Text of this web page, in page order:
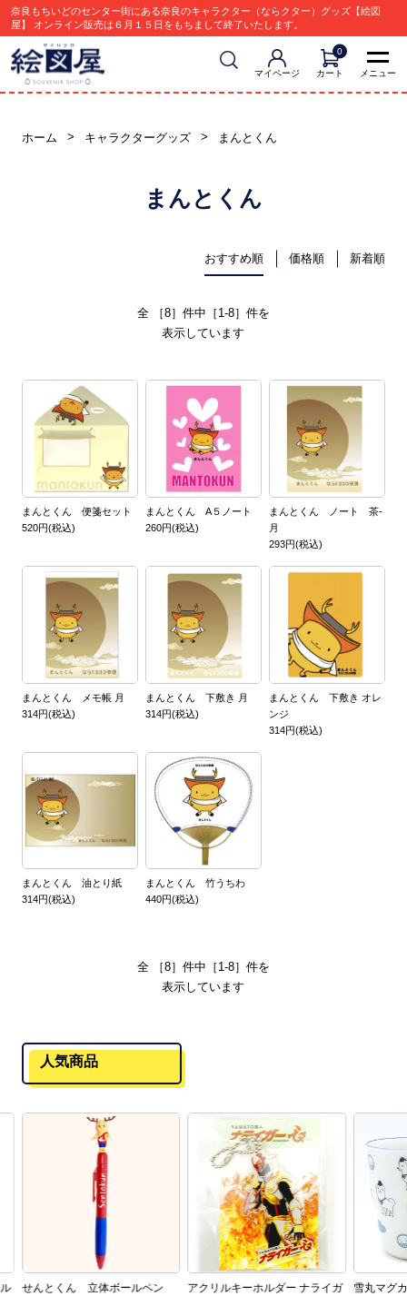
奈良もちいどのセンター街にある奈良のキャラクター（ならクター）グッズ【絵図
屋】 オンライン販売は６月１５日をもちまして終了いたします。
マイページ カート
0
メニュー
ホーム キャラクターグッズ まんとくん
まんとくん
おすすめ順 価格順 新着順
全 ［8］件中［1-8］件を
表示しています
まんとくん 便箋セット
520円(税込)
まんとくん A５ノート
260円(税込)
まんとくん ノート 茶-
月
293円(税込)
まんとくん メモ帳 月
314円(税込)
まんとくん 下敷き 月
314円(税込)
まんとくん 下敷き オレ
ンジ
314円(税込)
まんとくん 油とり紙
314円(税込)
まんとくん 竹うちわ
440円(税込)
全 ［8］件中［1-8］件を
表示しています
人気商品
せんとくん 立体ボールペン
アクリルキーホルダー ナライガ
雪丸マグ